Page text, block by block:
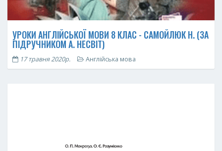
УРОКИ АНГЛІЙСЬКОЇ МОВИ 8 КЛАС - САМОЙЛЮК Н. (ЗА
ПІДРУЧНИКОМ А. НЕСВІТ)
17 травня 2020р. Англійська мова